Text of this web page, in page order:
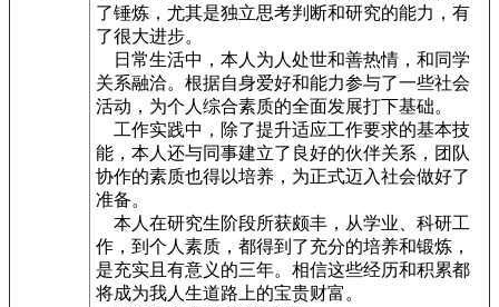
了锤炼，尤其是独立思考判断和研究的能力，有
了很大进步。
日常生活中，本人为人处世和善热情，和同学
关系融洽。根据自身爱好和能力参与了一些社会
活动，为个人综合素质的全面发展打下基础。
工作实践中，除了提升适应工作要求的基本技
能，本人还与同事建立了良好的伙伴关系，团队
协作的素质也得以培养，为正式迈入社会做好了
准备。
本人在研究生阶段所获颇丰，从学业、科研工
作，到个人素质，都得到了充分的培养和锻炼，
是充实且有意义的三年。相信这些经历和积累都
将成为我人生道路上的宝贵财富。